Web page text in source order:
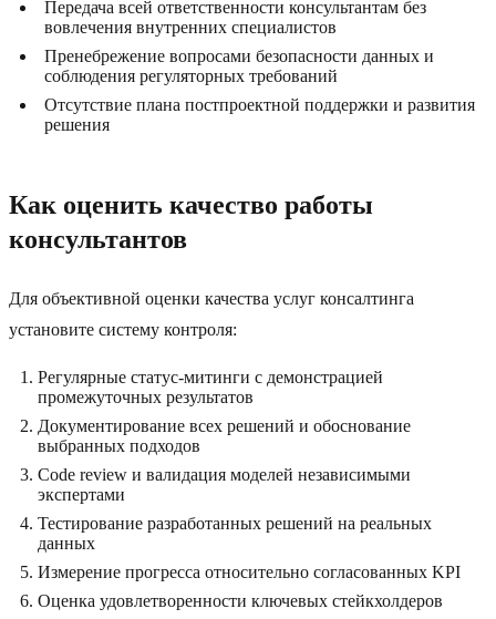
Передача всей ответственности консультантам без
вовлечения внутренних специалистов
Пренебрежение вопросами безопасности данных и
соблюдения регуляторных требований
Отсутствие плана постпроектной поддержки и развития
решения
Как оценить качество работы
консультантов
Для объективной оценки качества услуг консалтинга
установите систему контроля:
Регулярные статус-митинги с демонстрацией
промежуточных результатов
Документирование всех решений и обоснование
выбранных подходов
Code review и валидация моделей независимыми
экспертами
Тестирование разработанных решений на реальных
данных
Измерение прогресса относительно согласованных KPI
Оценка удовлетворенности ключевых стейкхолдеров